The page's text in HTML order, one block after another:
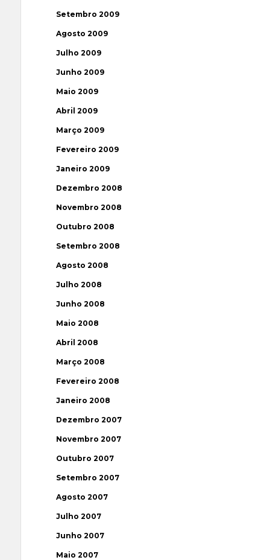
Setembro 2009
Agosto 2009
Julho 2009
Junho 2009
Maio 2009
Abril 2009
Março 2009
Fevereiro 2009
Janeiro 2009
Dezembro 2008
Novembro 2008
Outubro 2008
Setembro 2008
Agosto 2008
Julho 2008
Junho 2008
Maio 2008
Abril 2008
Março 2008
Fevereiro 2008
Janeiro 2008
Dezembro 2007
Novembro 2007
Outubro 2007
Setembro 2007
Agosto 2007
Julho 2007
Junho 2007
Maio 2007